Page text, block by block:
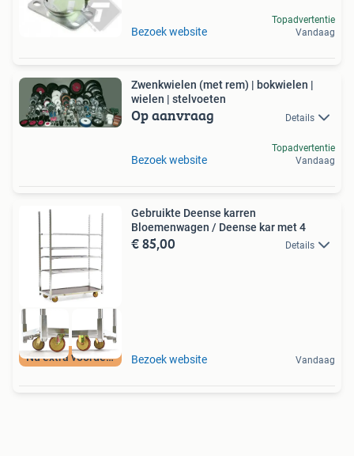
Bezoek website
Topadvertentie
Vandaag
Zwenkwielen (met rem) | bokwielen |
wielen | stelvoeten
Op aanvraag Details
Bezoek website
Topadvertentie
Vandaag
Nu extra voordeel
Gebruikte Deense karren
Bloemenwagen / Deense kar met 4
€ 85,00 Details
Bezoek website Vandaag